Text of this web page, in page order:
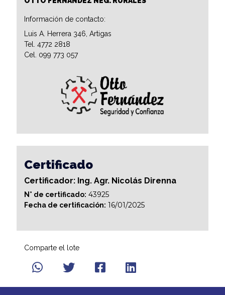
Información de contacto:
Luis A. Herrera 346, Artigas
Tel. 4772 2818
Cel. 099 773 057
Certificado
Certificador: Ing. Agr. Nicolás Direnna
N° de certificado: 43925
Fecha de certificación: 16/01/2025
Comparte el lote